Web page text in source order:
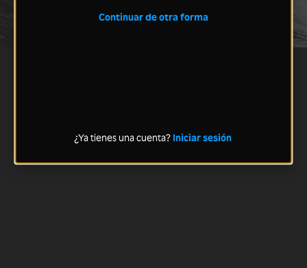
Continuar de otra forma
¿Ya tienes una cuenta? Iniciar sesión